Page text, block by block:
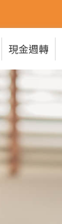
現金週轉